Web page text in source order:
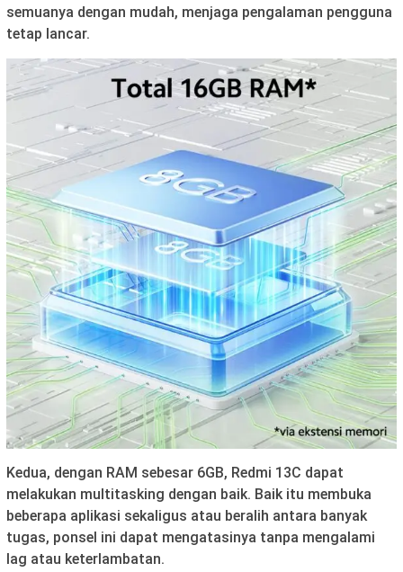
semuanya dengan mudah, menjaga pengalaman pengguna
tetap lancar.
Kedua, dengan RAM sebesar 6GB, Redmi 13C dapat
melakukan multitasking dengan baik. Baik itu membuka
beberapa aplikasi sekaligus atau beralih antara banyak
tugas, ponsel ini dapat mengatasinya tanpa mengalami
lag atau keterlambatan.